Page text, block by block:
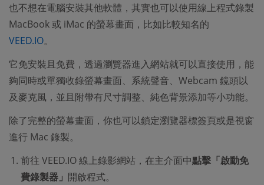
也不想在電腦安裝其他軟體，其實也可以使用線上程式錄製
MacBook 或 iMac 的螢幕畫面，比如比較知名的
VEED.IO。
它免安裝且免費，透過瀏覽器進入網站就可以直接使用，能
夠同時或單獨收錄螢幕畫面、系統聲音、Webcam 鏡頭以
及麥克風，並且附帶有尺寸調整、純色背景添加等小功能。
除了完整的螢幕畫面，你也可以鎖定瀏覽器標簽頁或是視窗
進行 Mac 錄製。
前往 VEED.IO 線上錄影網站，在主介面中點擊「啟動免
費錄製器」 開啟程式。